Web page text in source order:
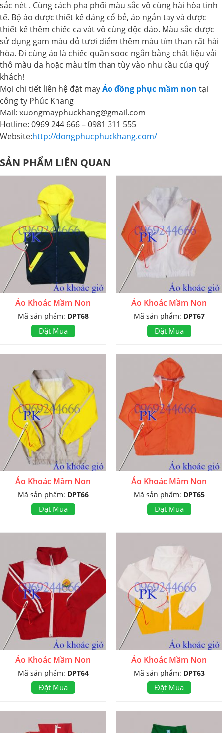
sắc nét . Cùng cách pha phối màu sắc vô cùng hài hòa tinh
tế. Bộ áo được thiết kế dáng cổ bẻ, áo ngắn tay và được
thiết kế thêm chiếc ca vát vô cùng độc đáo. Màu sắc được
sử dụng gam màu đỏ tươi điểm thêm màu tím than rất hài
hòa. Đi cùng áo là chiếc quần sooc ngắn bằng chất liệu vải
thô màu da hoặc màu tím than tùy vào nhu cầu của quý
khách!
Mọi chi tiết liên hệ đặt mayÁo đồng phục mầm non tại
công ty Phúc Khang
Mail: xuongmayphuckhang@gmail.com
Hotline: 0969 244 666 – 0981 311 555
Website:http://dongphucphuckhang.com/
SẢN PHẨM LIÊN QUAN
Áo Khoác Mầm Non
Mã sản phẩm: DPT68
Đặt Mua
Áo Khoác Mầm Non
Mã sản phẩm: DPT67
Đặt Mua
Áo Khoác Mầm Non
Mã sản phẩm: DPT66
Đặt Mua
Áo Khoác Mầm Non
Mã sản phẩm: DPT65
Đặt Mua
Áo Khoác Mầm Non
Mã sản phẩm: DPT64
Đặt Mua
Áo Khoác Mầm Non
Mã sản phẩm: DPT63
Đặt Mua